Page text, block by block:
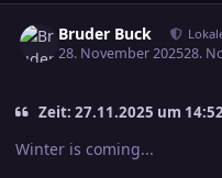
Bruder Buck
28. November 202528.
Zeit: 27.11.2025 um
Winter is coming...